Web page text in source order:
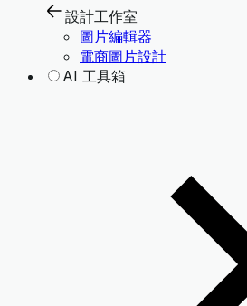
設計工作室
圖片編輯器
電商圖片設計
AI 工具箱